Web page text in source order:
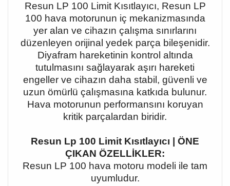
Resun LP 100 Limit Kısıtlayıcı, Resun LP
100 hava motorunun iç mekanizmasında
yer alan ve cihazın çalışma sınırlarını
düzenleyen orijinal yedek parça bileşenidir.
Diyafram hareketinin kontrol altında
tutulmasını sağlayarak aşırı hareketi
engeller ve cihazın daha stabil, güvenli ve
uzun ömürlü çalışmasına katkıda bulunur.
Hava motorunun performansını koruyan
kritik parçalardan biridir.
Resun Lp 100 Limit Kısıtlayıcı | ÖNE
ÇIKAN ÖZELLİKLER:
Resun LP 100 hava motoru modeli ile tam
uyumludur.